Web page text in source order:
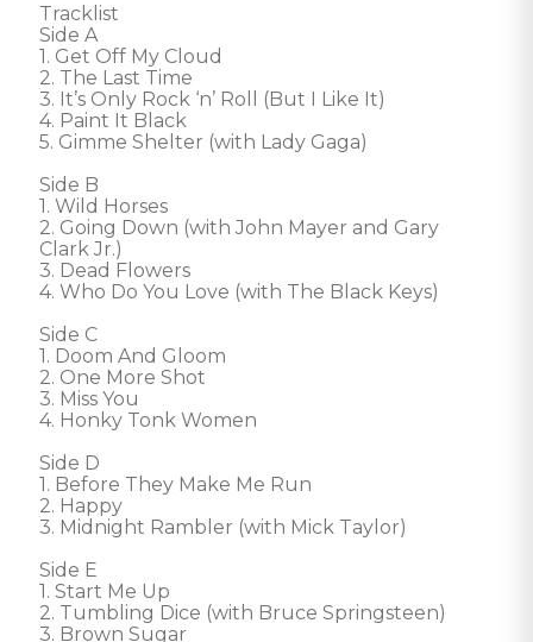
Tracklist
Side A
1. Get Off My Cloud
2. The Last Time
3. It’s Only Rock ‘n’ Roll (But I Like It)
4. Paint It Black
5. Gimme Shelter (with Lady Gaga)
Side B
1. Wild Horses
2. Going Down (with John Mayer and Gary
Clark Jr.)
3. Dead Flowers
4. Who Do You Love (with The Black Keys)
Side C
1. Doom And Gloom
2. One More Shot
3. Miss You
4. Honky Tonk Women
Side D
1. Before They Make Me Run
2. Happy
3. Midnight Rambler (with Mick Taylor)
Side E
1. Start Me Up
2. Tumbling Dice (with Bruce Springsteen)
3. Brown Sugar